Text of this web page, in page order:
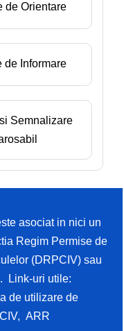
de Orientare
de Informare
Semnalizare
asociat in nici un
Regim Permise de
(DRPCIV) sau
Link-uri utile:
de utilizare de
,ARR